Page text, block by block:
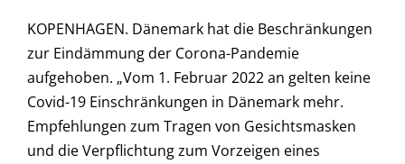
KOPENHAGEN. Dänemark hat die Beschränkungen
zur Eindämmung der Corona-Pandemie
aufgehoben. „Vom 1. Februar 2022 an gelten keine
Covid-19 Einschränkungen in Dänemark mehr.
Empfehlungen zum Tragen von Gesichtsmasken
und die Verpflichtung zum Vorzeigen eines